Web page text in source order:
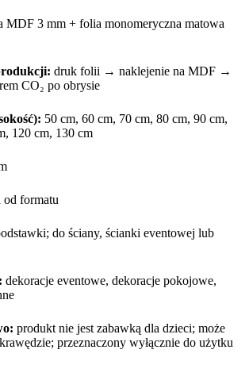
MDF 3 mm + folia monomeryczna matowa
druk folii → naklejenie na MDF →
CO₂ po obrysie
50 cm, 60 cm, 70 cm, 80 cm, 90 cm,
120 cm, 130 cm
od formatu
do ściany, ścianki eventowej lub
dekoracje eventowe, dekoracje pokojowe,
produkt nie jest zabawką dla dzieci; może
przeznaczony wyłącznie do użytku